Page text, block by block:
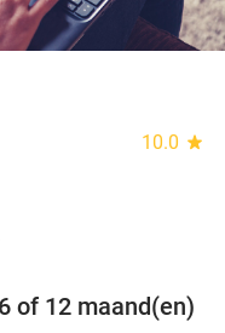
10.0 star
of 12 maand(en)